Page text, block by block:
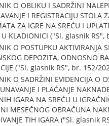
O OBLIKU I SADRŽINI
I REGISTRACIJU STOLA
ZA IGRE NA SREĆU I
U KLADIONICI ("Sl. glasnik
O POSTUPKU AKTIVIRANJA
DEPOZITA, ODNOSNO
("Sl. glasnik RS", br. 152/
O SADRŽINI EVIDENCIJA O
I PLAĆANJE
IGARA NA SREĆU U
MESEČNOG OBRAČUNA
TIH IGARA ("Sl. glasnik